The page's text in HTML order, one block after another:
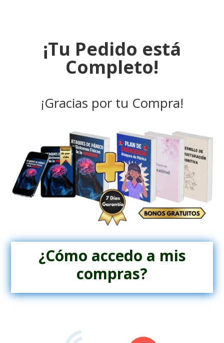
¡Tu Pedido está
Completo!
¡Gracias por tu Compra!
¿Cómo accedo a mis
compras?